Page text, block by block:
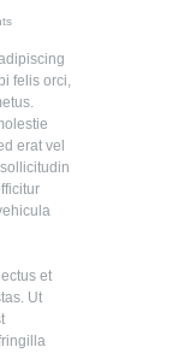
felis orci,
erat vel
et
Ut